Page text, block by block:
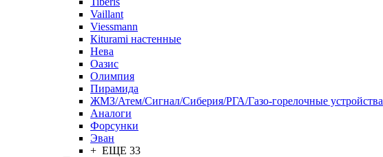
Vaillant
Viessmann
Кiturami настенные
Нева
Оазис
Олимпия
Пирамида
ЖМЗ/Атем/Сигнал/Сиберия/РГА/Газо-горелочные устройства
Aналоги
Форсунки
Эван
+ ЕЩЕ 33